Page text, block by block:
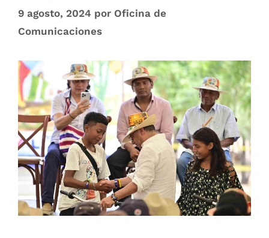
9 agosto, 2024 por Oficina de
Comunicaciones